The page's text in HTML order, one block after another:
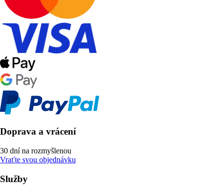
Doprava a vrácení
30 dní na rozmyšlenou
Vraťte svou objednávku
Služby